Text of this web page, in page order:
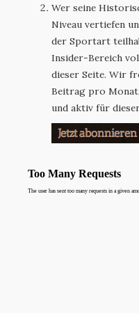
Wer seine
Niveau vertiefen
der Sportart
Insider-Bereich
dieser Seite. Wir
Beitrag pro
und aktiv für